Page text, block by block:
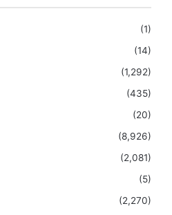
(1)
(14)
(1,292)
(435)
(20)
(8,926)
(2,081)
(5)
(2,270)